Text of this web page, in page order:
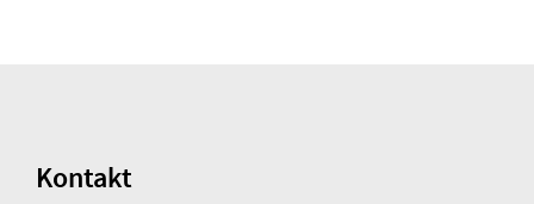
Kontakt